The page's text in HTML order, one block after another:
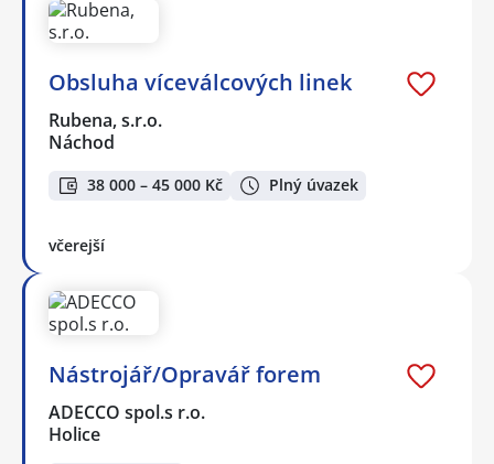
Obsluha víceválcových linek
Rubena, s.r.o.
Náchod
38 000 – 45 000 Kč Plný úvazek
včerejší
Nástrojář/Opravář forem
ADECCO spol.s r.o.
Holice